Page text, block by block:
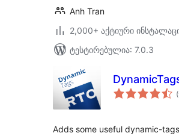
Anh Tran
2,000+ აქტიური
ტესტირებულია: 7.0.3
Adds some useful dynamic-